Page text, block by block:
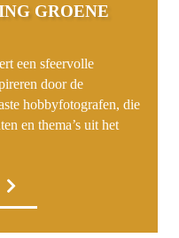
GROENE
een sfeervolle
door de
hobbyfotografen, die
en thema’s uit het